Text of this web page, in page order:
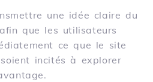
une idée claire du
que les utilisateurs
ce que le site
incités à explorer